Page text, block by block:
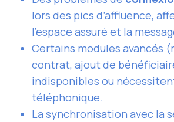
lors des pics d’affluence,
l’espace assuré et la
Certains modules avancés
contrat, ajout de
indisponibles ou
téléphonique.
La synchronisation avec la